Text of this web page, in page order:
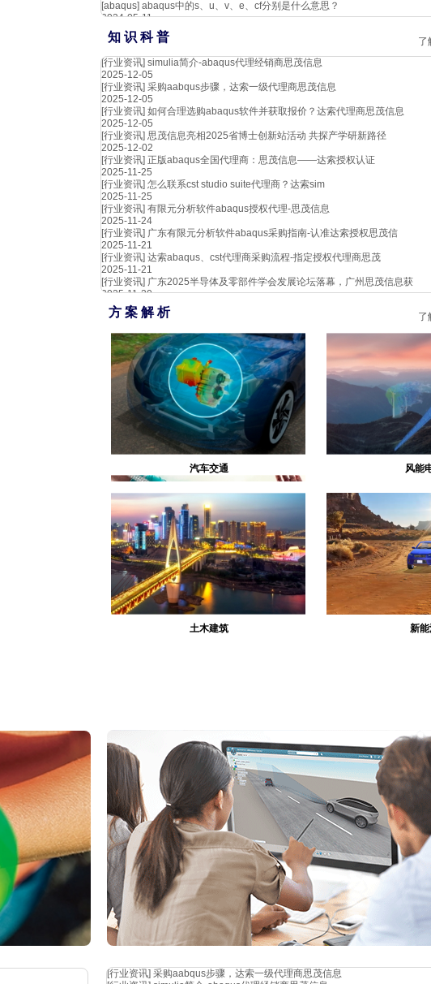
[abaqus] abaqus中的s、u、v、e、cf分别是什么意思？
2024-05-11
知 识 科 普
了
[行业资讯] simulia简介-abaqus代理经销商思茂信息
2025-12-05
[行业资讯] 采购aabqus步骤，达索一级代理商思茂信息
2025-12-05
[行业资讯] 如何合理选购abaqus软件并获取报价？达索代理商思茂信息
2025-12-05
[行业资讯] 思茂信息亮相2025省博士创新站活动 共探产学研新路径
2025-12-02
[行业资讯] 正版abaqus全国代理商：思茂信息——达索授权认证
2025-11-25
[行业资讯] 怎么联系cst studio suite代理商？达索sim
2025-11-25
[行业资讯] 有限元分析软件abaqus授权代理-思茂信息
2025-11-24
[行业资讯] 广东有限元分析软件abaqus采购指南-认准达索授权思茂信
2025-11-21
[行业资讯] 达索abaqus、cst代理商采购流程-指定授权代理商思茂
2025-11-21
[行业资讯] 广东2025半导体及零部件学会发展论坛落幕，广州思茂信息获
2025-11-20
方 案 解 析 了
汽车交通 风能
生物医疗
土木建筑
新
[行业资讯] 采购aabqus步骤，达索一级代理商思茂信息